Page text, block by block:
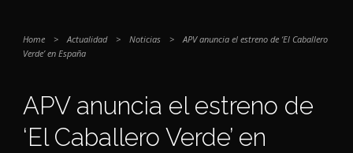
Home > Actualidad > Noticias >
APV anuncia el estreno de ‘El Caballero
Verde’ en España
APV anuncia el estreno de
‘El Caballero Verde’ en